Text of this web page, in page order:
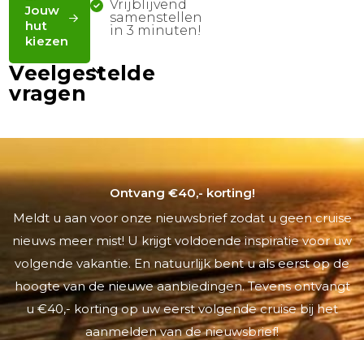
Ontvang €40,- korting!
Meldt u aan voor onze nieuwsbrief zodat u geen cruise
nieuws meer mist! U krijgt voldoende inspiratie voor uw
volgende vakantie. En natuurlijk bent u als eerst op de
hoogte van de nieuwe aanbiedingen. Tevens ontvangt
u €40,- korting op uw eerst volgende cruise bij het
aanmelden van de nieuwsbrief!